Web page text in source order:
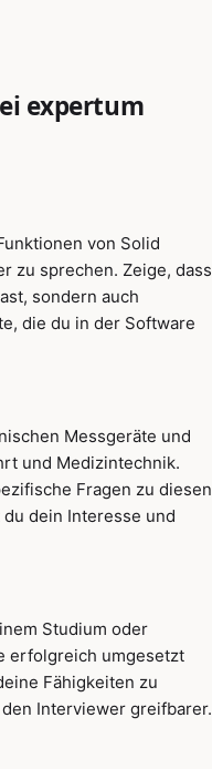
expertum
von Solid
zu sprechen. Zeige, dass
sondern auch
die du in der Software
Messgeräte und
und Medizintechnik.
Fragen zu diesen
dein Interesse und
Studium oder
erfolgreich umgesetzt
Fähigkeiten zu
Interviewer greifbarer.